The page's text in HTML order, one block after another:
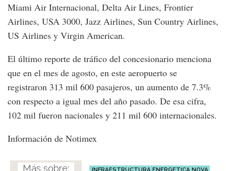
Miami Air Internacional, Delta Air Lines, Frontier
Airlines, USA 3000, Jazz Airlines, Sun Country Airlines,
US Airlines y Virgin American.
El último reporte de tráfico del concesionario menciona
que en el mes de agosto, en este aeropuerto se
registraron 313 mil 600 pasajeros, un aumento de 7.3%
con respecto a igual mes del año pasado. De esa cifra,
102 mil fueron nacionales y 211 mil 600 internacionales.
Información de Notimex
INFRAESTRUCTURA ENERGETICA NOVA,